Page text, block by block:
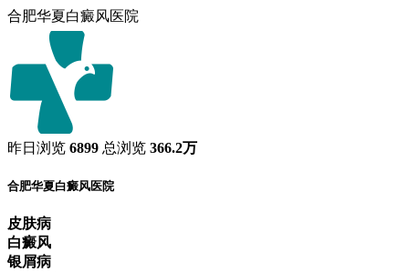
合肥华夏白癜风医院
昨日浏览 6899 总浏览 366.2万
合肥华夏白癜风医院
皮肤病
白癜风
银屑病